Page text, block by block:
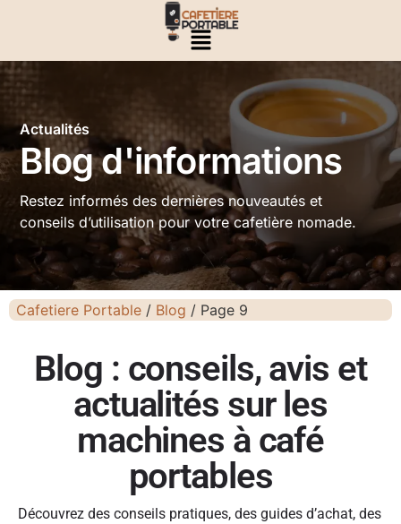
Actualités
Blog d'informations
Restez informés des dernières nouveautés et
conseils d’utilisation pour votre cafetière nomade.
Cafetiere Portable / Blog / Page 9
Blog : conseils, avis et
actualités sur les
machines à café
portables
Découvrez des conseils pratiques, des guides d’achat, des